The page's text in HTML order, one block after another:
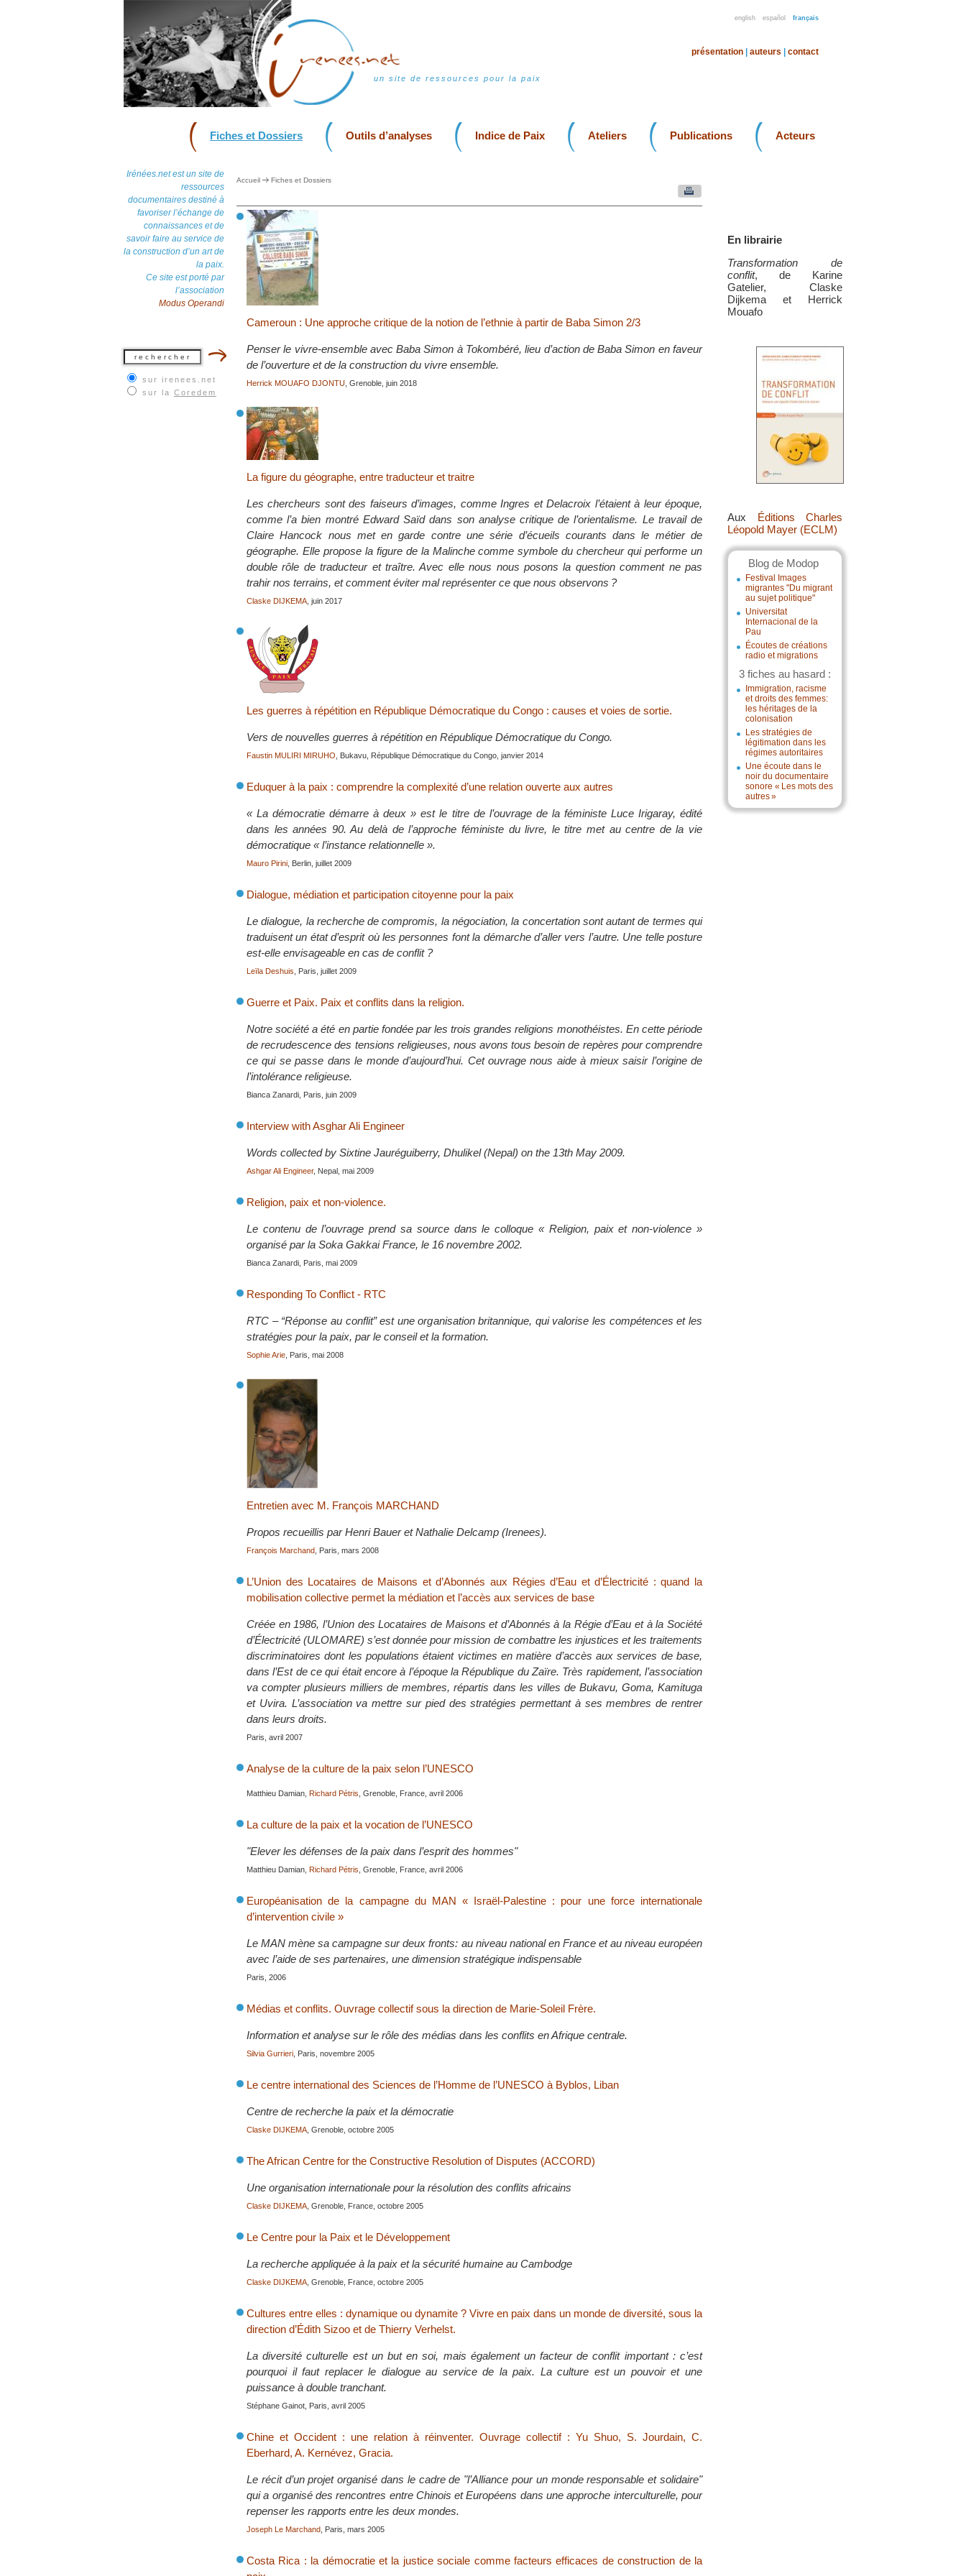
english español français
un site de ressources pour la paix
présentation auteurs contact
Fiches et Dossiers Outils d’analyses Indice de Paix Ateliers Publications Acteurs
Irénées.net est un site de
ressources
documentaires destiné à
favoriser l’échange de
connaissances et de
savoir faire au service de
la construction d’un art de
la paix.
Ce site est porté par
l’association
Modus Operandi
sur irenees.net
sur la Coredem
En librairie
Transformation de
conflit, de Karine
Gatelier, Claske
Dijkema et Herrick
Mouafo
Aux Éditions Charles
Léopold Mayer (ECLM)
Blog de Modop
Festival Images
migrantes "Du migrant
au sujet politique"
Universitat
Internacional de la
Pau
Écoutes de créations
radio et migrations
3 fiches au hasard :
Immigration, racisme
et droits des femmes:
les héritages de la
colonisation
Les stratégies de
légitimation dans les
régimes autoritaires
Une écoute dans le
noir du documentaire
sonore « Les mots des
autres »
Accueil Fiches et Dossiers
Cameroun : Une approche critique de la notion de l’ethnie à partir de Baba Simon 2/3
Penser le vivre-ensemble avec Baba Simon à Tokombéré, lieu d’action de Baba Simon en faveur
de l’ouverture et de la construction du vivre ensemble.
Herrick MOUAFO DJONTU , Grenoble, juin 2018
La figure du géographe, entre traducteur et traitre
Les chercheurs sont des faiseurs d’images, comme Ingres et Delacroix l’étaient à leur époque,
comme l’a bien montré Edward Saïd dans son analyse critique de l’orientalisme. Le travail de
Claire Hancock nous met en garde contre une série d’écueils courants dans le métier de
géographe. Elle propose la figure de la Malinche comme symbole du chercheur qui performe un
double rôle de traducteur et traître. Avec elle nous nous posons la question comment ne pas
trahir nos terrains, et comment éviter mal représenter ce que nous observons ?
Claske DIJKEMA , juin 2017
Les guerres à répétition en République Démocratique du Congo : causes et voies de sortie.
Vers de nouvelles guerres à répétition en République Démocratique du Congo.
Faustin MULIRI MIRUHO , Bukavu, République Démocratique du Congo, janvier 2014
Eduquer à la paix : comprendre la complexité d’une relation ouverte aux autres
« La démocratie démarre à deux » est le titre de l’ouvrage de la féministe Luce Irigaray, édité
dans les années 90. Au delà de l’approche féministe du livre, le titre met au centre de la vie
démocratique « l’instance relationnelle ».
Mauro Pirini , Berlin, juillet 2009
Dialogue, médiation et participation citoyenne pour la paix
Le dialogue, la recherche de compromis, la négociation, la concertation sont autant de termes qui
traduisent un état d’esprit où les personnes font la démarche d’aller vers l’autre. Une telle posture
est-elle envisageable en cas de conflit ?
Leïla Deshuis , Paris, juillet 2009
Guerre et Paix. Paix et conflits dans la religion.
Notre société a été en partie fondée par les trois grandes religions monothéistes. En cette période
de recrudescence des tensions religieuses, nous avons tous besoin de repères pour comprendre
ce qui se passe dans le monde d’aujourd’hui. Cet ouvrage nous aide à mieux saisir l’origine de
l’intolérance religieuse.
Bianca Zanardi, Paris, juin 2009
Interview with Asghar Ali Engineer
Words collected by Sixtine Jauréguiberry, Dhulikel (Nepal) on the 13th May 2009.
Ashgar Ali Engineer, Nepal, mai 2009
Religion, paix et non-violence.
Le contenu de l’ouvrage prend sa source dans le colloque « Religion, paix et non-violence »
organisé par la Soka Gakkai France, le 16 novembre 2002.
Bianca Zanardi, Paris, mai 2009
Responding To Conflict - RTC
RTC – “Réponse au conflit” est une organisation britannique, qui valorise les compétences et les
stratégies pour la paix, par le conseil et la formation.
Sophie Arie , Paris, mai 2008
Entretien avec M. François MARCHAND
Propos recueillis par Henri Bauer et Nathalie Delcamp (Irenees).
François Marchand , Paris, mars 2008
L’Union des Locataires de Maisons et d’Abonnés aux Régies d’Eau et d’Électricité : quand la
mobilisation collective permet la médiation et l’accès aux services de base
Créée en 1986, l’Union des Locataires de Maisons et d’Abonnés à la Régie d’Eau et à la Société
d’Électricité (ULOMARE) s’est donnée pour mission de combattre les injustices et les traitements
discriminatoires dont les populations étaient victimes en matière d’accès aux services de base,
dans l’Est de ce qui était encore à l’époque la République du Zaïre. Très rapidement, l’association
va compter plusieurs milliers de membres, répartis dans les villes de Bukavu, Goma, Kamituga
et Uvira. L’association va mettre sur pied des stratégies permettant à ses membres de rentrer
dans leurs droits.
Paris, avril 2007
Analyse de la culture de la paix selon l’UNESCO
Matthieu Damian, Richard Pétris , Grenoble, France, avril 2006
La culture de la paix et la vocation de l’UNESCO
"Elever les défenses de la paix dans l’esprit des hommes"
Matthieu Damian, Richard Pétris , Grenoble, France, avril 2006
Européanisation de la campagne du MAN « Israël-Palestine : pour une force internationale
d’intervention civile »
Le MAN mène sa campagne sur deux fronts: au niveau national en France et au niveau européen
avec l’aide de ses partenaires, une dimension stratégique indispensable
Paris, 2006
Médias et conflits. Ouvrage collectif sous la direction de Marie-Soleil Frère.
Information et analyse sur le rôle des médias dans les conflits en Afrique centrale.
Silvia Gurrieri , Paris, novembre 2005
Le centre international des Sciences de l’Homme de l’UNESCO à Byblos, Liban
Centre de recherche la paix et la démocratie
Claske DIJKEMA , Grenoble, octobre 2005
The African Centre for the Constructive Resolution of Disputes (ACCORD)
Une organisation internationale pour la résolution des conflits africains
Claske DIJKEMA , Grenoble, France, octobre 2005
Le Centre pour la Paix et le Développement
La recherche appliquée à la paix et la sécurité humaine au Cambodge
Claske DIJKEMA , Grenoble, France, octobre 2005
Cultures entre elles : dynamique ou dynamite ? Vivre en paix dans un monde de diversité, sous la
direction d’Édith Sizoo et de Thierry Verhelst.
La diversité culturelle est un but en soi, mais également un facteur de conflit important : c’est
pourquoi il faut replacer le dialogue au service de la paix. La culture est un pouvoir et une
puissance à double tranchant.
Stéphane Gainot, Paris, avril 2005
Chine et Occident : une relation à réinventer. Ouvrage collectif : Yu Shuo, S. Jourdain, C.
Eberhard, A. Kernévez, Gracia.
Le récit d’un projet organisé dans le cadre de "l’Alliance pour un monde responsable et solidaire"
qui a organisé des rencontres entre Chinois et Européens dans une approche interculturelle, pour
repenser les rapports entre les deux mondes.
Joseph Le Marchand , Paris, mars 2005
Costa Rica : la démocratie et la justice sociale comme facteurs efficaces de construction de la